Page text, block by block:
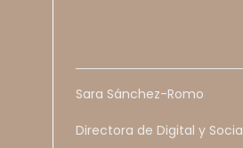
Sara Sánchez-Romo
Directora de Digital y